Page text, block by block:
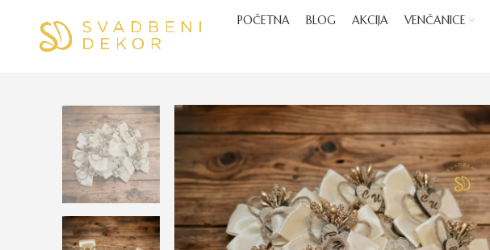
POČETNA BLOG AKCIJA VENČANICE